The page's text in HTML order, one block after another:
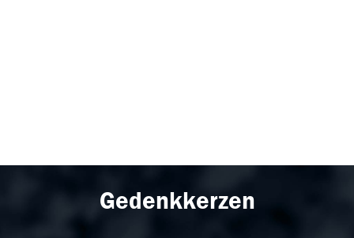
Gedenkkerzen